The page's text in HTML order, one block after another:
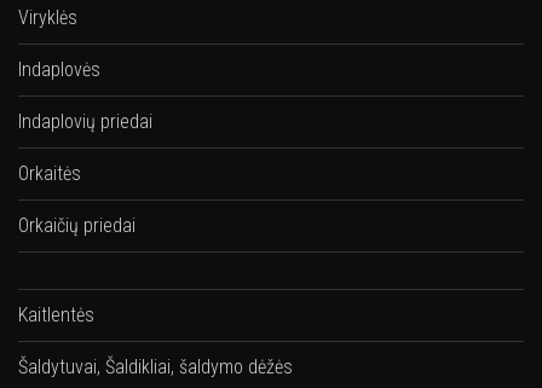
Viryklės
Indaplovės
Indaplovių priedai
Orkaitės
Orkaičių priedai
Kaitlentės
Šaldytuvai, Šaldikliai, šaldymo dėžės